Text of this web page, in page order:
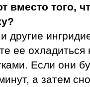
вместо того,
другие
ее охладиться
Если они
а затем